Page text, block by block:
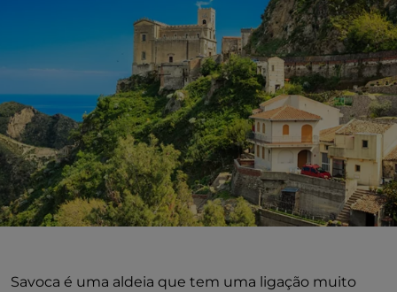
Savoca é uma aldeia que tem uma ligação muito